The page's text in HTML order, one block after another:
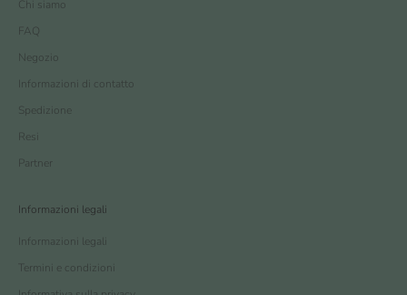
Chi siamo
FAQ
Negozio
Informazioni di contatto
Spedizione
Resi
Partner
Informazioni legali
Informazioni legali
Termini e condizioni